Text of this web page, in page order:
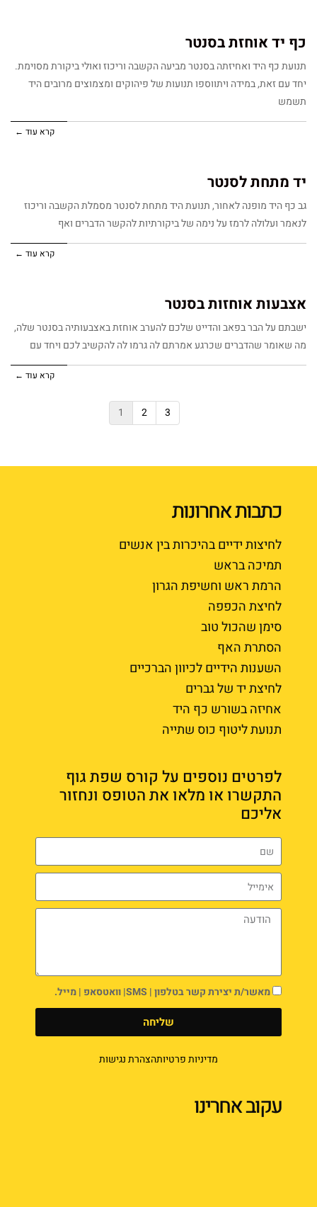
כף יד אוחזת בסנטר
תנועת כף היד ואחיזתה בסנטר מביעה הקשבה וריכוז ואולי ביקורת מסוימת.
יחד עם זאת, במידה ויתווספו תנועות של פיהוקים ומצמוצים מרובים היד
תשמש
קרא עוד ←
יד מתחת לסנטר
גב כף היד מופנה לאחור, תנועת היד מתחת לסנטר מסמלת הקשבה וריכוז
לנאמר ועלולה לרמז על נימה של ביקורתיות להקשר הדברים ואף
קרא עוד ←
אצבעות אוחזות בסנטר
ישבתם על הבר בפאב והדייט שלכם להערב אוחזת באצבעותיה בסנטר שלה,
מה שאומר שהדברים שכרגע אמרתם לה גרמו לה להקשיב לכם ויחד עם
קרא עוד ←
1 2 3
כתבות אחרונות
לחיצות ידיים בהיכרות בין אנשים
תמיכה בראש
הרמת ראש וחשיפת הגרון
לחיצת הכפפה
סימן שהכול טוב
הסתרת האף
השענות הידיים לכיוון הברכיים
לחיצת יד של גברים
אחיזה בשורש כף היד
תנועת ליטוף כוס שתייה
לפרטים נוספים על קורס שפת גוף
התקשרו או מלאו את הטופס ונחזור
אליכם
מאשר/ת יצירת קשר בטלפון | SMS| וואטסאפ | מייל.
שליחה
מדיניות פרטיותהצהרת נגישות
עקוב אחרינו